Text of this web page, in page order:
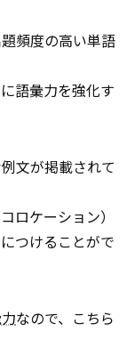
頻度の高い単語
語彙力を強化す
文が掲載されて
ロケーション）
つけることがで
なので、こちら